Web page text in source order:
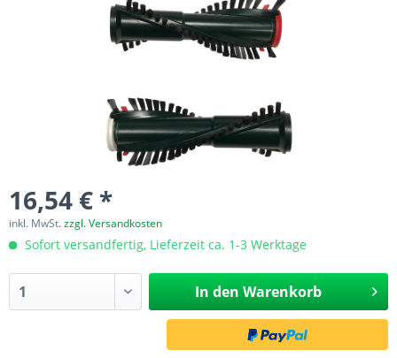
16,54 € *
inkl. MwSt.zzgl. Versandkosten
Sofort versandfertig, Lieferzeit ca. 1-3 Werktage
In den Warenkorb